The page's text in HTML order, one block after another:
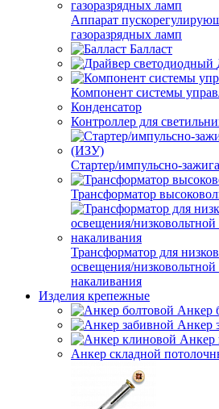
Аппарат
газоразрядных ламп
Балласт
Компонент системы
Конденсатор
Контроллер для
Стартер/импульсно-
Трансформатор
Трансформатор для
освещения/
накаливания
Изделия крепежные
Анкер
Анкер
Анкер
Анкер складной